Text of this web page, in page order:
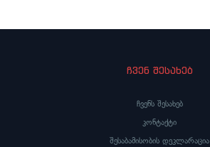
ჩვენ შესახებ
ჩვენს შესახებ
კონტაქტი
შესაბამისობის დეკლარაცია